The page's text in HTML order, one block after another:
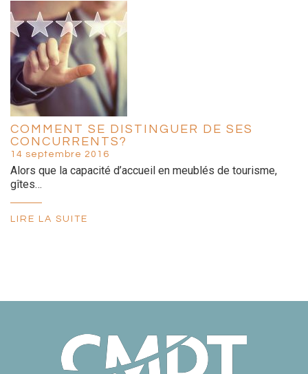
COMMENT SE DISTINGUER DE SES
CONCURRENTS?
14 septembre 2016
Alors que la capacité d’accueil en meublés de tourisme,
gîtes…
LIRE LA SUITE